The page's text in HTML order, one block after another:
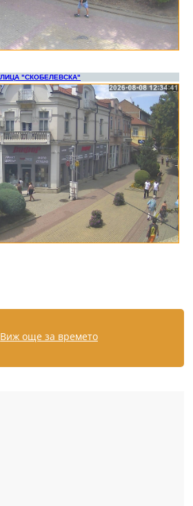
Виж още за времето